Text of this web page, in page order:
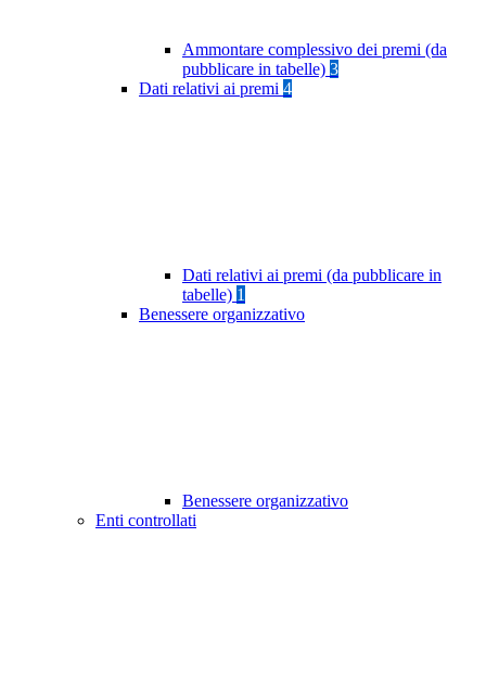
Ammontare complessivo dei premi (da
pubblicare in tabelle) 3
Dati relativi ai premi 4
Dati relativi ai premi (da pubblicare in
tabelle) 1
Benessere organizzativo
Benessere organizzativo
Enti controllati